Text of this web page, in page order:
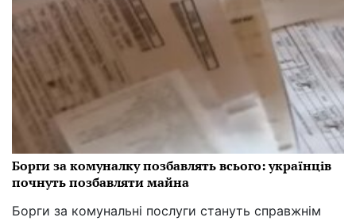
Борги за комуналку позбавлять всього: українців
почнуть позбавляти майна
Борги за комунальні послуги стануть справжнім